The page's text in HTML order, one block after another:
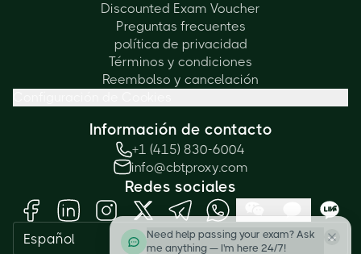
Discounted Exam Voucher
Preguntas frecuentes
política de privacidad
Términos y condiciones
Reembolso y cancelación
Información de contacto
+1 (415) 830-6004
info@cbtproxy.com
Redes sociales
Español
Need help passing your exam? Ask
me anything — I'm here 24/7!